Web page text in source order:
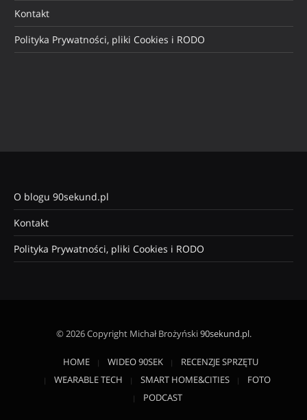
Kontakt
Polityka Prywatności, pliki Cookies i RODO
O blogu 90sekund.pl
Kontakt
Polityka Prywatności, pliki Cookies i RODO
© 2026 Copyright Michał Brożyński90sekund.pl.
HOME WIDEO 90SEK
RECENZJE SPRZĘTU
WEARABLE TECH
SMART HOME&CITIES
FOTO
PODCAST